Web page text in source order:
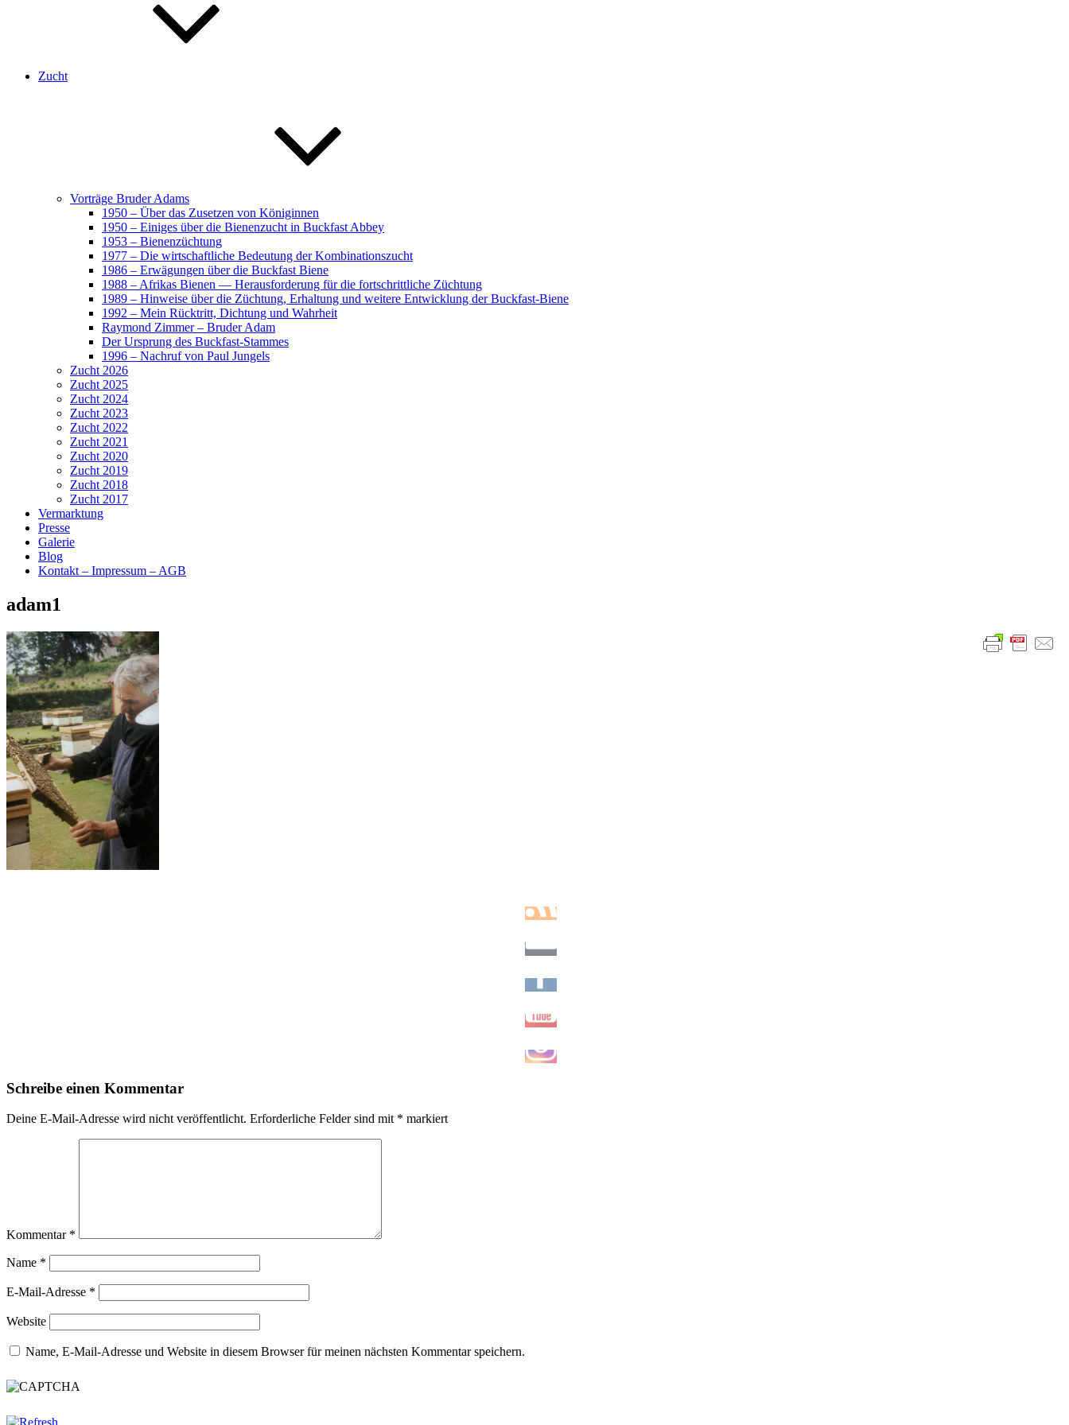
Zucht
Vorträge Bruder Adams
1950 – Über das Zusetzen von Königinnen
1950 – Einiges über die Bienenzucht in Buckfast Abbey
1953 – Bienenzüchtung
1977 – Die wirtschaftliche Bedeutung der Kombinationszucht
1986 – Erwägungen über die Buckfast Biene
1988 – Afrikas Bienen — Herausforderung für die fortschrittliche Züchtung
1989 – Hinweise über die Züchtung, Erhaltung und weitere Entwicklung der Buckfast-Biene
1992 – Mein Rücktritt, Dichtung und Wahrheit
Raymond Zimmer – Bruder Adam
Der Ursprung des Buckfast-Stammes
1996 – Nachruf von Paul Jungels
Zucht 2026
Zucht 2025
Zucht 2024
Zucht 2023
Zucht 2022
Zucht 2021
Zucht 2020
Zucht 2019
Zucht 2018
Zucht 2017
Vermarktung
Presse
Galerie
Blog
Kontakt – Impressum – AGB
adam1
Schreibe einen Kommentar
Deine E-Mail-Adresse wird nicht veröffentlicht. Erforderliche Felder sind mit * markiert
Kommentar *
Name *
E-Mail-Adresse *
Website
Name, E-Mail-Adresse und Website in diesem Browser für meinen nächsten Kommentar speichern.